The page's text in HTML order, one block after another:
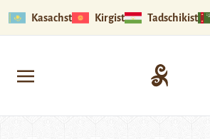
Kasachstan Kirgistan Tadschikistan